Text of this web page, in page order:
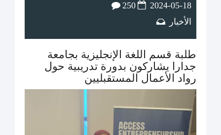
2024-05-18
الأخبار
250
طلبة قسم اللغة الإنجليزية بجامعة
جدارا يشاركون بدورة تدريبية حول
رواد الأعمال المستقبليين